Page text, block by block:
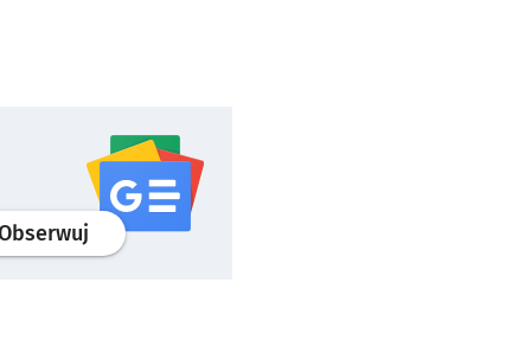
profilgoogle news